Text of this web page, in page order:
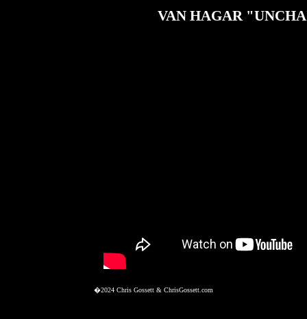
VAN HAGAR
�2024 Chris Gossett & ChrisGossett.com